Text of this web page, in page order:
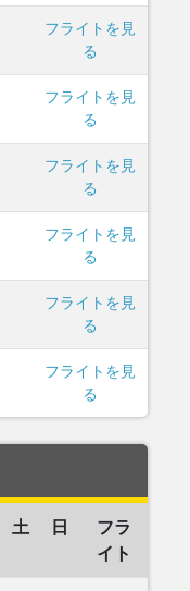
フライトを見
る
フライトを見
る
フライトを見
る
フライトを見
る
フライトを見
る
フライトを見
る
土 日
フラ
イト